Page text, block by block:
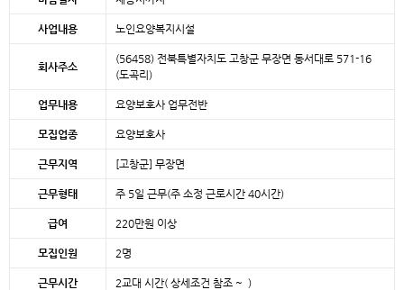
사업내용 노인요양복지시설
회사주소
(56458) 전북특별자치도 고창군 무장면 동서대로 571-16
(도곡리)
업무내용 요양보호사 업무전반
모집업종 요양보호사
근무지역 [고창군] 무장면
근무형태 주 5일 근무(주 소정 근로시간 40시간)
급여 220만원 이상
모집인원 2명
근무시간 2교대 시간( 상세조건 참조 ~ )